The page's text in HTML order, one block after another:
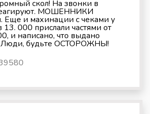
скол! На звонки в
МОШЕННИКИ
Еще и махинации с чеками у
000 прислали частями от
и написано, что выдано
Люди, будьте ОСТОРОЖНЫ!